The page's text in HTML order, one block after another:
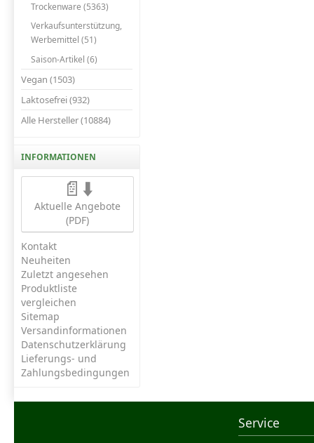
Trockenware (5363)
Verkaufsunterstützung,
Werbemittel (51)
Saison-Artikel (6)
Vegan (1503)
Laktosefrei (932)
Alle Hersteller (10884)
INFORMATIONEN
📄⬇️
Aktuelle Angebote
(PDF)
Kontakt
Neuheiten
Zuletzt angesehen
Produktliste
vergleichen
Sitemap
Versandinformationen
Datenschutzerklärung
Lieferungs- und
Zahlungsbedingungen
Service